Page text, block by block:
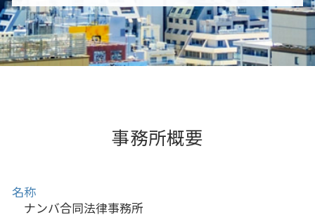
事務所概要
名称
ナンバ合同法律事務所